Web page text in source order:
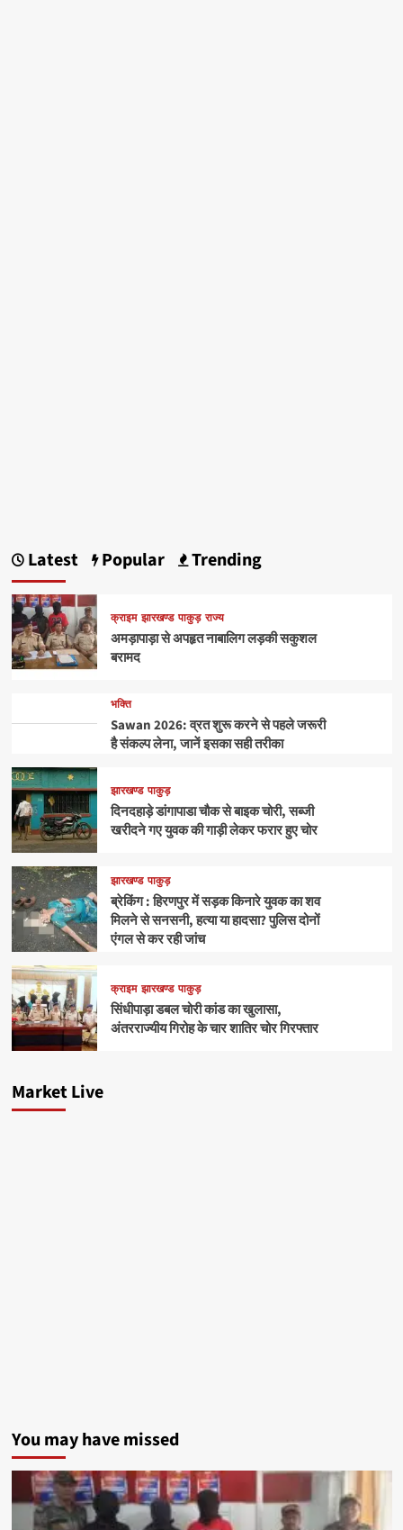
Latest Popular Trending
क्राइम झारखण्ड पाकुड़ राज्य
अमड़ापाड़ा से अपहृत नाबालिग लड़की सकुशल
बरामद
भक्ति
Sawan 2026: व्रत शुरू करने से पहले जरूरी
है संकल्प लेना, जानें इसका सही तरीका
झारखण्ड पाकुड़
दिनदहाड़े डांगापाडा चौक से बाइक चोरी, सब्जी
खरीदने गए युवक की गाड़ी लेकर फरार हुए चोर
झारखण्ड पाकुड़
ब्रेकिंग : हिरणपुर में सड़क किनारे युवक का शव
मिलने से सनसनी, हत्या या हादसा? पुलिस दोनों
एंगल से कर रही जांच
क्राइम झारखण्ड पाकुड़
सिंधीपाड़ा डबल चोरी कांड का खुलासा,
अंतरराज्यीय गिरोह के चार शातिर चोर गिरफ्तार
Market Live
You may have missed